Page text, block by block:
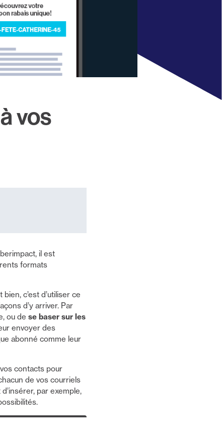
vos
il est
formats
c’est d’utiliser ce
d’y arriver. Par
ou de se baser sur les
envoyer des
abonné comme leur
contacts pour
de vos courriels
par exemple,